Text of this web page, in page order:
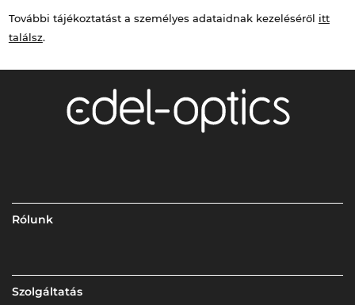
További tájékoztatást a személyes adataidnak kezeléséről itt
találsz.
Rólunk
Szolgáltatás